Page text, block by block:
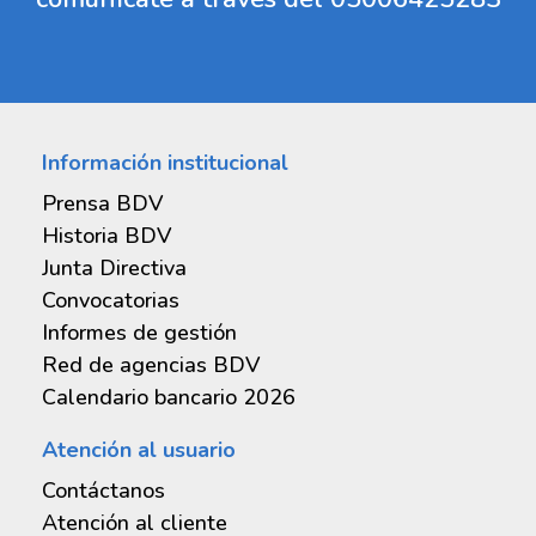
cuenta
Configuraciones, selecciona tu operación y
venta/BiopagoBDV/PagomóvilBDV
Información institucional
Prensa BDV
Historia BDV
Junta Directiva
Convocatorias
Informes de gestión
Balances de publicación
Estados financieros auditados
Red de agencias BDV
Calendario bancario 2026
Atención al usuario
Contáctanos
Atención al cliente